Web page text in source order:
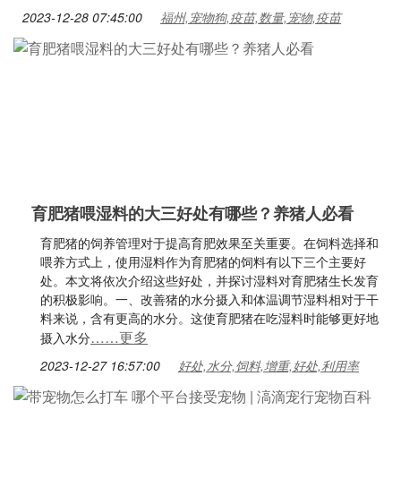
2023-12-28 07:45:00 福州,宠物狗,疫苗,数量,宠物,疫苗
育肥猪喂湿料的大三好处有哪些？养猪人必看
育肥猪的饲养管理对于提高育肥效果至关重要。在饲料选择和
喂养方式上，使用湿料作为育肥猪的饲料有以下三个主要好
处。本文将依次介绍这些好处，并探讨湿料对育肥猪生长发育
的积极影响。一、改善猪的水分摄入和体温调节湿料相对于干
料来说，含有更高的水分。这使育肥猪在吃湿料时能够更好地
摄入水分……更多
2023-12-27 16:57:00 好处,水分,饲料,增重,好处,利用率